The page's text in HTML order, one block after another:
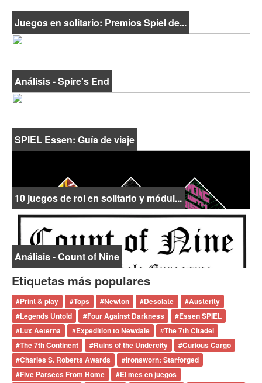
Juegos en solitario: Premios Spiel de...
Análisis - Spire's End
SPIEL Essen: Guía de viaje
10 juegos de rol en solitario y módul...
Análisis - Count of Nine
Etiquetas más populares
#Print & play #Tops #Newton #Desolate #Austerity
#Legends Untold #Four Against Darkness #Essen SPIEL
#Lux Aeterna #Expedition to Newdale #The 7th Citadel
#The 7th Continent #Ruins of the Undercity #Curious Cargo
#Charles S. Roberts Awards #Ironsworn: Starforged
#Five Parsecs From Home #El mes en juegos